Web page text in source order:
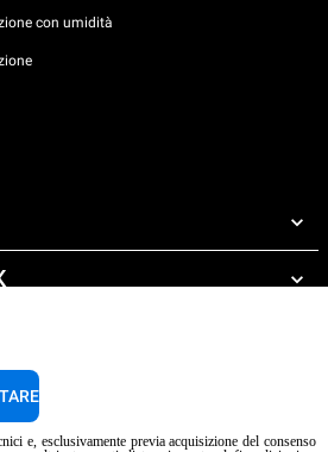
con umidità
a resine
e, esclusivamente previa acquisizione del consenso